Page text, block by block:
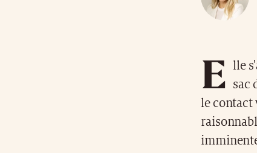
E lle
sac
le contact